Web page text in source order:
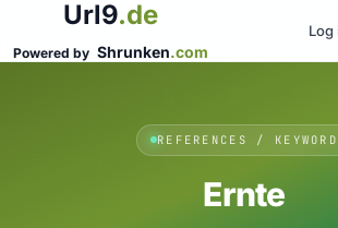
Url9.de
Powered by Shrunken.com
Log
REFERENCES / KEYWORD
Ernte